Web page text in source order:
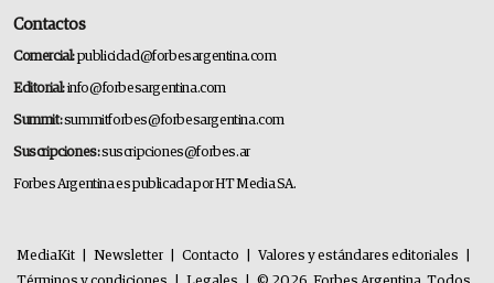
Contactos
Comercial:publicidad@forbesargentina.com
Editorial:info@forbesargentina.com
Summit:summitforbes@forbesargentina.com
Suscripciones:suscripciones@forbes.ar
Forbes Argentina es publicada por HT Media SA.
MediaKit Newsletter Contacto Valores y estándares editoriales